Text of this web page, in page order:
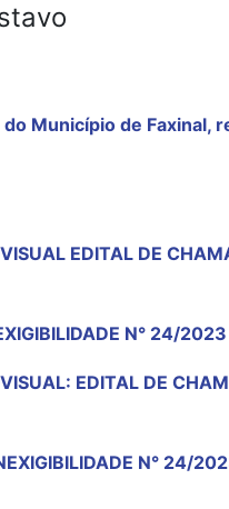
Município de Faxinal,
EDITAL DE
N° 24/
EDITAL DE
N° 24/